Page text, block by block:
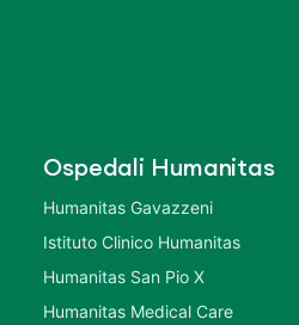
Ospedali Humanitas
Humanitas Gavazzeni
Istituto Clinico Humanitas
Humanitas San Pio X
Humanitas Medical Care